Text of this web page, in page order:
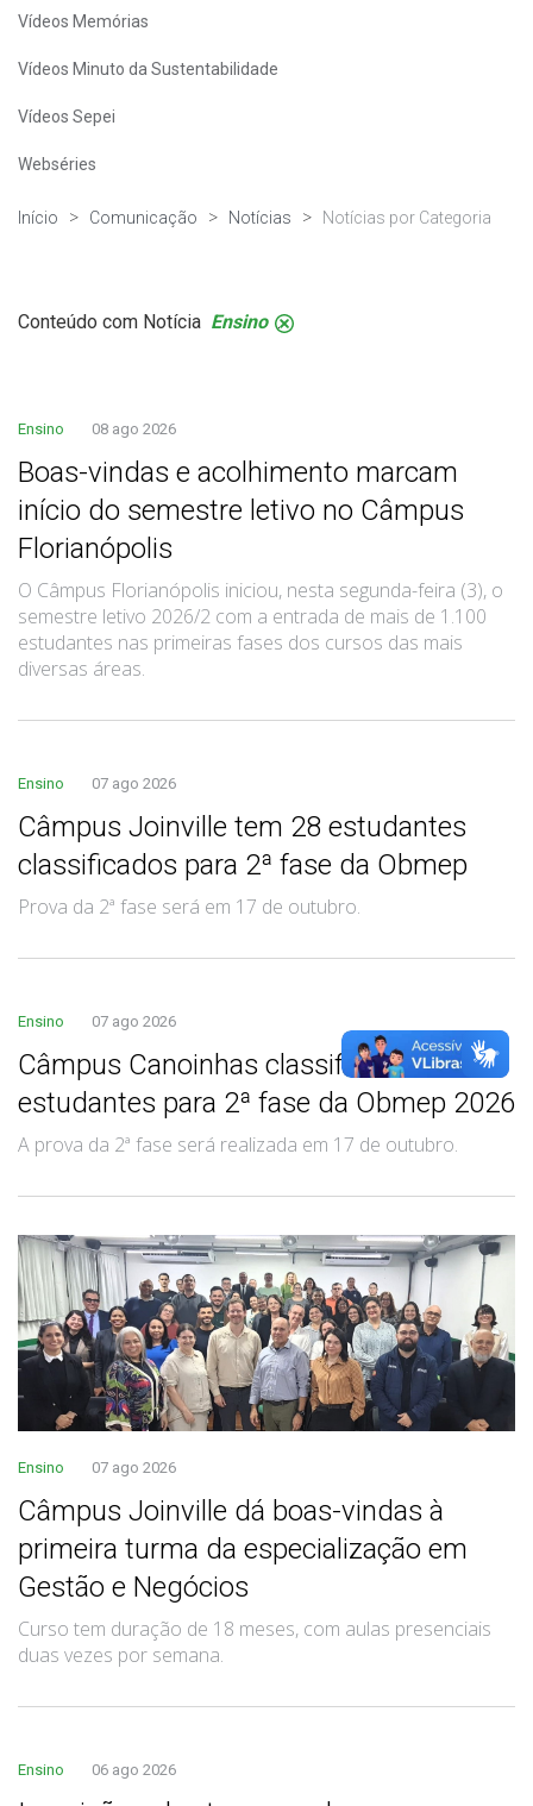
Vídeos Memórias
Vídeos Minuto da Sustentabilidade
Vídeos Sepei
Webséries
Início Comunicação Notícias Notícias por Categoria
Conteúdo com Notícia Ensino .
Ensino 08 ago 2026
Boas-vindas e acolhimento marcam
início do semestre letivo no Câmpus
Florianópolis
O Câmpus Florianópolis iniciou, nesta segunda-feira (3), o
semestre letivo 2026/2 com a entrada de mais de 1.100
estudantes nas primeiras fases dos cursos das mais
diversas áreas.
Ensino 07 ago 2026
Câmpus Joinville tem 28 estudantes
classificados para 2ª fase da Obmep
Prova da 2ª fase será em 17 de outubro.
Ensino 07 ago 2026
Câmpus Canoinhas classifica 14
estudantes para 2ª fase da Obmep 2026
A prova da 2ª fase será realizada em 17 de outubro.
Ensino 07 ago 2026
Câmpus Joinville dá boas-vindas à
primeira turma da especialização em
Gestão e Negócios
Curso tem duração de 18 meses, com aulas presenciais
duas vezes por semana.
Ensino 06 ago 2026